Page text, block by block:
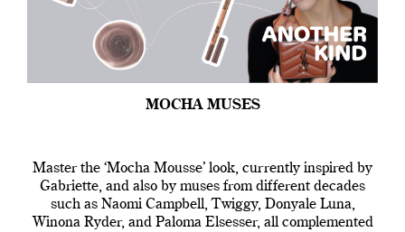
MOCHA MUSES
Master the ‘Mocha Mousse’ look, currently inspired by
Gabriette, and also by muses from different decades
such as Naomi Campbell, Twiggy, Donyale Luna,
Winona Ryder, and Paloma Elsesser, all complemented